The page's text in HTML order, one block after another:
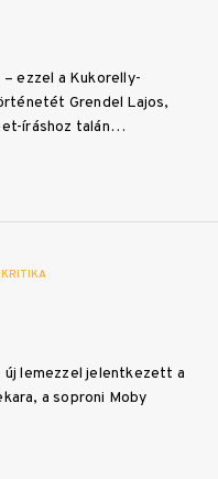
ezzel a Kukorelly-
Grendel Lajos,
íráshoz talán…
új lemezzel jelentkezett a
a soproni Moby